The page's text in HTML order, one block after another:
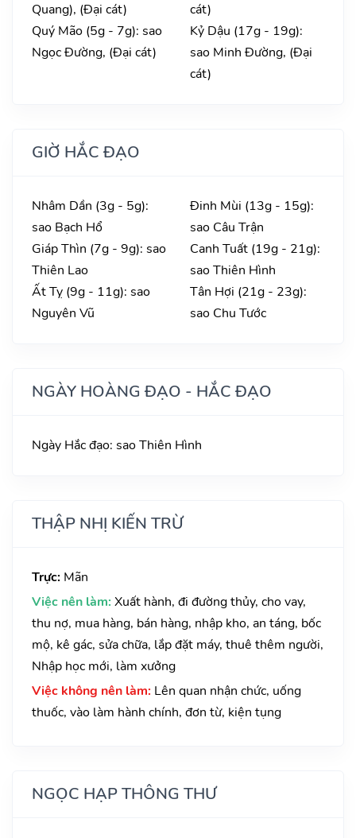
Quang), (Đại cát)
Quý Mão (5g - 7g): sao
Ngọc Đường, (Đại cát)
cát)
Kỷ Dậu (17g - 19g):
sao Minh Đường, (Đại
cát)
GIỜ HẮC ĐẠO
Nhâm Dần (3g - 5g):
sao Bạch Hổ
Giáp Thìn (7g - 9g): sao
Thiên Lao
Ất Tỵ (9g - 11g): sao
Nguyên Vũ
Đinh Mùi (13g - 15g):
sao Câu Trận
Canh Tuất (19g - 21g):
sao Thiên Hình
Tân Hợi (21g - 23g):
sao Chu Tước
NGÀY HOÀNG ĐẠO - HẮC ĐẠO
Ngày Hắc đạo: sao Thiên Hình
THẬP NHỊ KIẾN TRỪ
Trực: Mãn
Việc nên làm: Xuất hành, đi đường thủy, cho vay,
thu nợ, mua hàng, bán hàng, nhập kho, an táng, bốc
mộ, kê gác, sửa chữa, lắp đặt máy, thuê thêm người,
Nhập học mới, làm xưởng
Việc không nên làm: Lên quan nhận chức, uống
thuốc, vào làm hành chính, đơn từ, kiện tụng
NGỌC HẠP THÔNG THƯ